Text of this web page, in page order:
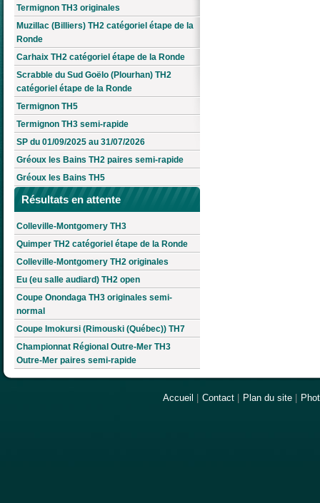
Termignon TH3 originales
Muzillac (Billiers) TH2 catégoriel étape de la
Ronde
Carhaix TH2 catégoriel étape de la Ronde
Scrabble du Sud Goëlo (Plourhan) TH2
catégoriel étape de la Ronde
Termignon TH5
Termignon TH3 semi-rapide
SP du 01/09/2025 au 31/07/2026
Gréoux les Bains TH2 paires semi-rapide
Gréoux les Bains TH5
Résultats en attente
Colleville-Montgomery TH3
Quimper TH2 catégoriel étape de la Ronde
Colleville-Montgomery TH2 originales
Eu (eu salle audiard) TH2 open
Coupe Onondaga TH3 originales semi-
normal
Coupe Imokursi (Rimouski (Québec)) TH7
Championnat Régional Outre-Mer TH3
Outre-Mer paires semi-rapide
Accueil Contact Plan du site